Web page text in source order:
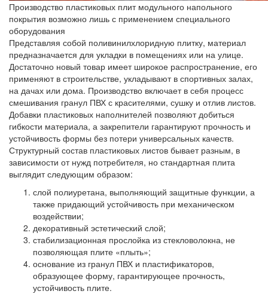
Производство пластиковых плит модульного напольного
покрытия возможно лишь с применением специального
оборудования
Представляя собой поливинилхлоридную плитку, материал
предназначается для укладки в помещениях или на улице.
Достаточно новый товар имеет широкое распространение, его
применяют в строительстве, укладывают в спортивных залах,
на дачах или дома. Производство включает в себя процесс
смешивания гранул ПВХ с красителями, сушку и отлив листов.
Добавки пластиковых наполнителей позволяют добиться
гибкости материала, а закрепители гарантируют прочность и
устойчивость формы без потери универсальных качеств.
Структурный состав пластиковых листов бывает разным, в
зависимости от нужд потребителя, но стандартная плита
выглядит следующим образом:
слой полиуретана, выполняющий защитные функции, а
также придающий устойчивость при механическом
воздействии;
декоративный эстетический слой;
стабилизационная прослойка из стекловолокна, не
позволяющая плите «плыть»;
основание из гранул ПВХ и пластификаторов,
образующее форму, гарантирующее прочность,
устойчивость плите.